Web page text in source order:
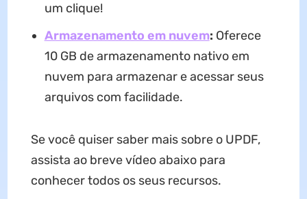
um clique!
Armazenamento em nuvem: Oferece
10 GB de armazenamento nativo em
nuvem para armazenar e acessar seus
arquivos com facilidade.
Se você quiser saber mais sobre o UPDF,
assista ao breve vídeo abaixo para
conhecer todos os seus recursos.